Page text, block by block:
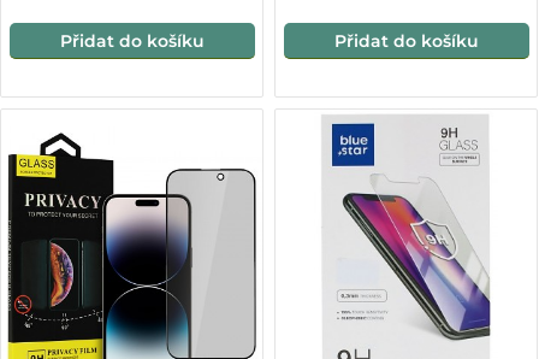
Přidat do košíku Přidat do košíku